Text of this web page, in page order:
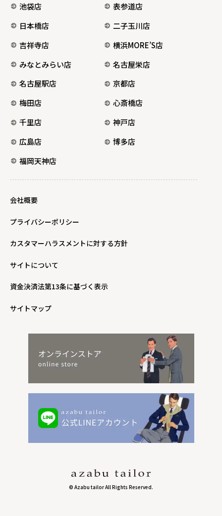
池袋店
表参道店
日本橋店
二子玉川店
吉祥寺店
横浜MORE’S店
みなとみらい店
名古屋栄店
名古屋駅店
京都店
梅田店
心斎橋店
千里店
神戸店
広島店
博多店
福岡天神店
会社概要
プライバシーポリシー
カスタマーハラスメントに対する方針
サイトについて
資金決済法第13条に基づく表示
サイトマップ
© Azabu tailor All Rights Reserved.